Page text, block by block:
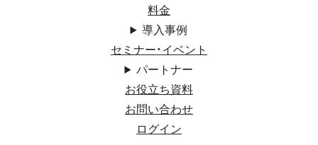
料金
導入事例
セミナー・イベント
パートナー
お役立ち資料
お問い合わせ
ログイン